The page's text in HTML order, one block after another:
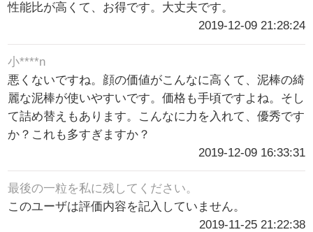
性能比が高くて、お得です。大丈夫です。
2019-12-09 21:28:24
小****n
悪くないですね。顔の価値がこんなに高くて、泥棒の綺
麗な泥棒が使いやすいです。価格も手頃ですよね。そし
て詰め替えもあります。こんなに力を入れて、優秀です
か？これも多すぎますか？
2019-12-09 16:33:31
最後の一粒を私に残してください。
このユーザは評価内容を記入していません。
2019-11-25 21:22:38